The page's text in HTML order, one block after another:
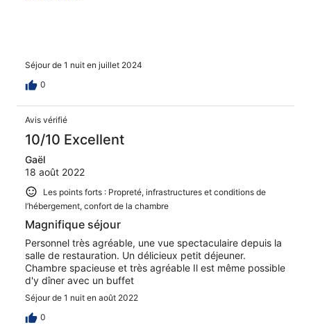
absolutely stay there again.
Séjour de 1 nuit en juillet 2024
0
Avis vérifié
10/10 Excellent
Gaël
18 août 2022
Les points forts : Propreté, infrastructures et conditions de
l’hébergement, confort de la chambre
Magnifique séjour
Personnel très agréable, une vue spectaculaire depuis la
salle de restauration. Un délicieux petit déjeuner.
Chambre spacieuse et très agréable Il est même possible
d'y dîner avec un buffet
Séjour de 1 nuit en août 2022
0